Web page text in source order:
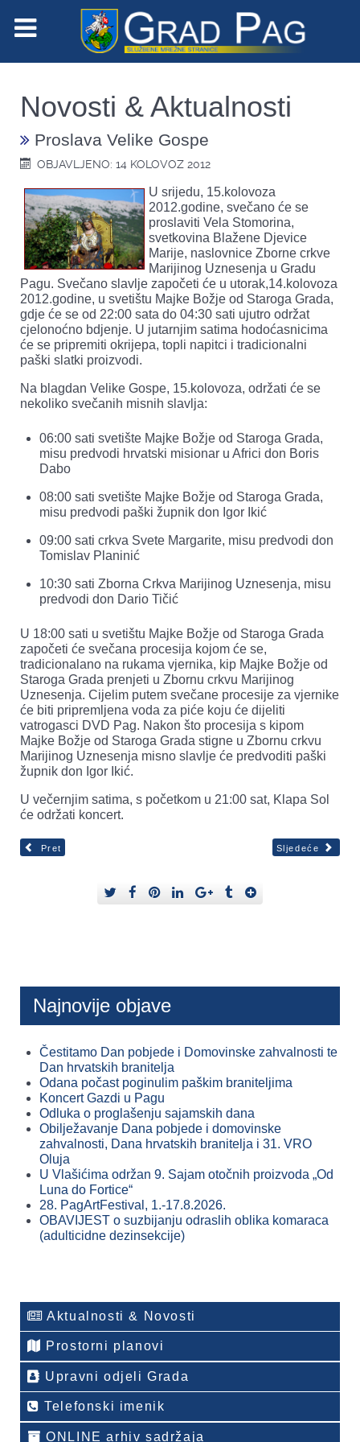
Novosti & Aktualnosti
Proslava Velike Gospe
OBJAVLJENO: 14 KOLOVOZ 2012
U srijedu, 15.kolovoza
2012.godine, svečano će se
proslaviti Vela Stomorina,
svetkovina Blažene Djevice
Marije, naslovnice Zborne crkve
Marijinog Uznesenja u Gradu
Pagu. Svečano slavlje započeti će u utorak,14.kolovoza
2012.godine, u svetištu Majke Božje od Staroga Grada,
gdje će se od 22:00 sata do 04:30 sati ujutro održat
cjelonoćno bdjenje. U jutarnjim satima hodoćasnicima
će se pripremiti okrijepa, topli napitci i tradicionalni
paški slatki proizvodi.
Na blagdan Velike Gospe, 15.kolovoza, održati će se
nekoliko svečanih misnih slavlja:
06:00 sati svetište Majke Božje od Staroga Grada,
misu predvodi hrvatski misionar u Africi don Boris
Dabo
08:00 sati svetište Majke Božje od Staroga Grada,
misu predvodi paški župnik don Igor Ikić
09:00 sati crkva Svete Margarite, misu predvodi don
Tomislav Planinić
10:30 sati Zborna Crkva Marijinog Uznesenja, misu
predvodi don Dario Tičić
U 18:00 sati u svetištu Majke Božje od Staroga Grada
započeti će svečana procesija kojom će se,
tradicionalano na rukama vjernika, kip Majke Božje od
Staroga Grada prenjeti u Zbornu crkvu Marijinog
Uznesenja. Cijelim putem svečane procesije za vjernike
će biti pripremljena voda za piće koju će dijeliti
vatrogasci DVD Pag. Nakon što procesija s kipom
Majke Božje od Staroga Grada stigne u Zbornu crkvu
Marijinog Uznesenja misno slavlje će predvoditi paški
župnik don Igor Ikić.
U večernjim satima, s početkom u 21:00 sat, Klapa Sol
će održati koncert.
Pret Sljedeće
Najnovije objave
Čestitamo Dan pobjede i Domovinske zahvalnosti te
Dan hrvatskih branitelja
Odana počast poginulim paškim braniteljima
Koncert Gazdi u Pagu
Odluka o proglašenju sajamskih dana
Obilježavanje Dana pobjede i domovinske
zahvalnosti, Dana hrvatskih branitelja i 31. VRO
Oluja
U Vlašićima održan 9. Sajam otočnih proizvoda „Od
Luna do Fortice“
28. PagArtFestival, 1.-17.8.2026.
OBAVIJEST o suzbijanju odraslih oblika komaraca
(adulticidne dezinsekcije)
Aktualnosti & Novosti
Prostorni planovi
Upravni odjeli Grada
Telefonski imenik
ONLINE arhiv sadržaja